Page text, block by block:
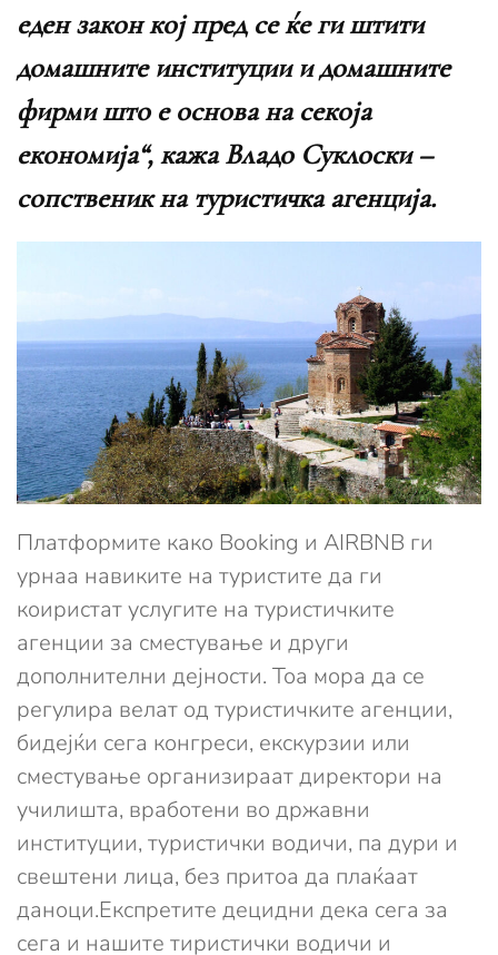
еден закон кој пред се ќе ги штити
домашните институции и домашните
фирми што е основа на секоја
економија“, кажа Владо Суклоски –
сопственик на туристичка агенција.
Платформите како Booking и AIRBNB ги
урнаа навиките на туристите да ги
коиристат услугите на туристичките
агенции за сместување и други
дополнителни дејности. Тоа мора да се
регулира велат од туристичките агенции,
бидејќи сега конгреси, екскурзии или
сместување организираат директори на
училишта, вработени во државни
институции, туристички водичи, па дури и
свештени лица, без притоа да плаќаат
даноци.Експретите децидни дека сега за
сега и нашите тиристички водичи и